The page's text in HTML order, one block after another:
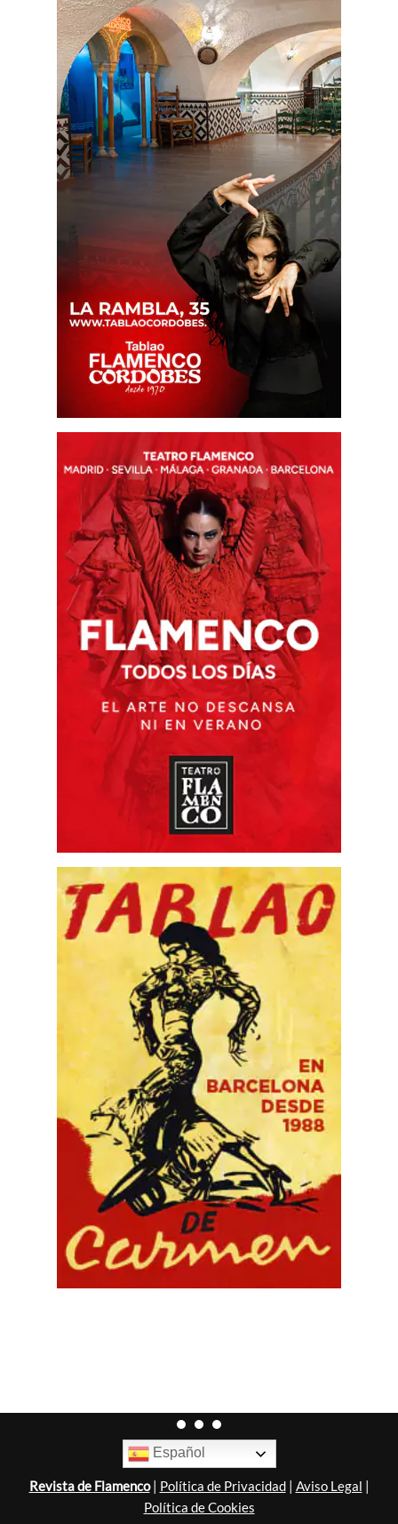
Español
Revista de Flamenco| Política de Privacidad| Aviso Legal |
Política de Cookies